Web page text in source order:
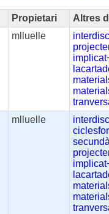
Propietari
Altres
mlluelle
mlluelle